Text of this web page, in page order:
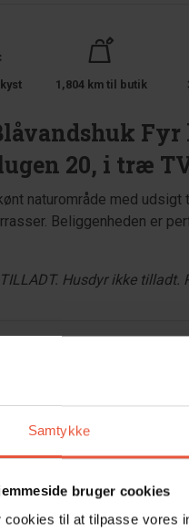
Samtykke
bruger cookies
cookies til at tilpasse vores
1,804 km til butik
20, i træ
naturområde med udsigt
Beliggenheden er
TILLADT. Husdyr ikke
Grund
jun 2026